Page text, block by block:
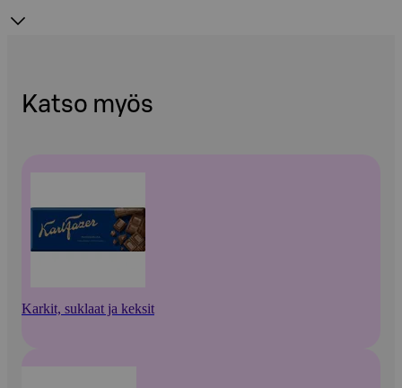
Katso myös
Karkit, suklaat ja keksit